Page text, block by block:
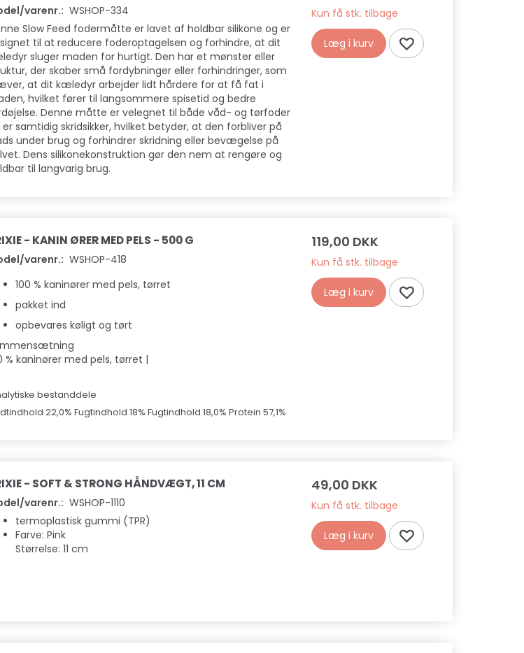
varenr.: WSHOP-334
Slow Feed fodermåtte er lavet af holdbar silikone og er
til at reducere foderoptagelsen og forhindre, at dit
sluger maden for hurtigt. Den har et mønster eller
der skaber små fordybninger eller forhindringer, som
at dit kæledyr arbejder lidt hårdere for at få fat i
hvilket fører til langsommere spisetid og bedre
Denne måtte er velegnet til både våd- og tørfoder
er samtidig skridsikker, hvilket betyder, at den forbliver på
under brug og forhindrer skridning eller bevægelse på
Dens silikonekonstruktion gør den nem at rengøre og
til langvarig brug.
Kun få stk. tilbage
Læg i kurv
- KANIN ØRER MED PELS - 500 G
varenr.: WSHOP-418
100 % kaninører med pels, tørret
pakket ind
opbevares køligt og tørt
% kaninører med pels, tørret |
bestanddele
22,0% Fugtindhold 18% Fugtindhold 18,0% Protein 57,1%
119,00 DKK
Kun få stk. tilbage
Læg i kurv
- SOFT & STRONG HÅNDVÆGT, 11 CM
varenr.: WSHOP-1110
termoplastisk gummi (TPR)
Farve: Pink
Størrelse: 11 cm
49,00 DKK
Kun få stk. tilbage
Læg i kurv